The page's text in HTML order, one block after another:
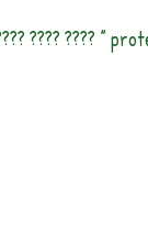
???? ???? ”